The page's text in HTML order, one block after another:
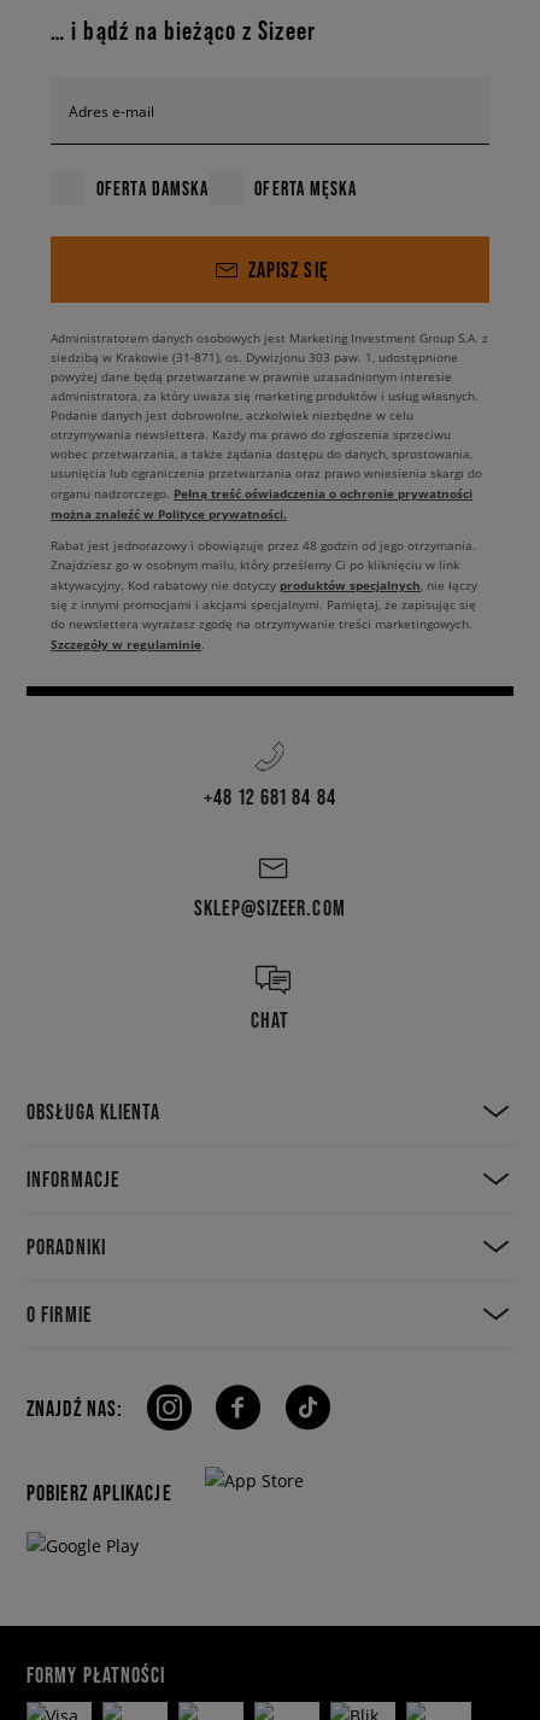
… i bądź na bieżąco z Sizeer
Adres e-mail
OFERTA DAMSKA OFERTA MĘSKA
ZAPISZ SIĘ
Administratorem danych osobowych jest Marketing Investment Group S.A. z
siedzibą w Krakowie (31-871), os. Dywizjonu 303 paw. 1, udostępnione
powyżej dane będą przetwarzane w prawnie uzasadnionym interesie
administratora, za który uważa się marketing produktów i usług własnych.
Podanie danych jest dobrowolne, aczkolwiek niezbędne w celu
otrzymywania newslettera. Każdy ma prawo do zgłoszenia sprzeciwu
wobec przetwarzania, a także żądania dostępu do danych, sprostowania,
usunięcia lub ograniczenia przetwarzania oraz prawo wniesienia skargi do
organu nadzorczego. Pełną treść oświadczenia o ochronie prywatności
można znaleźć w Polityce prywatności.
Rabat jest jednorazowy i obowiązuje przez 48 godzin od jego otrzymania.
Znajdziesz go w osobnym mailu, który prześlemy Ci po kliknięciu w link
aktywacyjny. Kod rabatowy nie dotyczy produktów specjalnych, nie łączy
się z innymi promocjami i akcjami specjalnymi. Pamiętaj, że zapisując się
do newslettera wyrażasz zgodę na otrzymywanie treści marketingowych.
Szczegóły w regulaminie.
+48 12 681 84 84
SKLEP@SIZEER.COM
CHAT
OBSŁUGA KLIENTA
INFORMACJE
PORADNIKI
O FIRMIE
ZNAJDŹ NAS:
POBIERZ APLIKACJE
FORMY PŁATNOŚCI